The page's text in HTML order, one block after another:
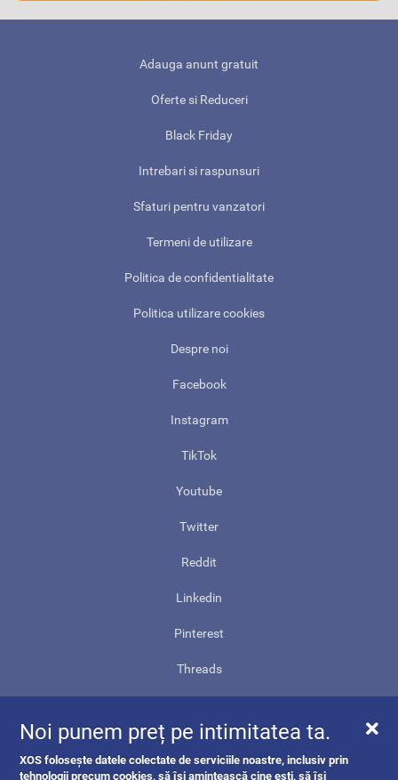
Adauga anunt gratuit
Oferte si Reduceri
Black Friday
Intrebari si raspunsuri
Sfaturi pentru vanzatori
Termeni de utilizare
Politica de confidentialitate
Politica utilizare cookies
Despre noi
Facebook
Instagram
TikTok
Youtube
Twitter
Reddit
Linkedin
Pinterest
Threads
Harta site-ului
ANPC
Noi punem preț pe intimitatea ta.
XOS folosește datele colectate de serviciile noastre, inclusiv prin
tehnologii precum cookies, să își amintească cine ești, să își